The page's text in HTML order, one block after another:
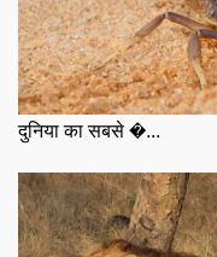
दुनिया का सबसे �...